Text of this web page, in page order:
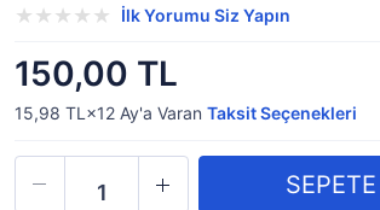
İlk Yorumu Siz Yapın
150,00 TL
15,98 TL×12 Ay'a Varan Taksit Seçenekleri